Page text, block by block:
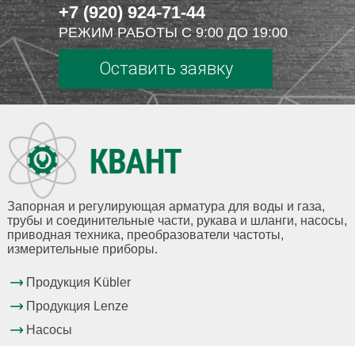
+7 (920) 924-71-44
РЕЖИМ РАБОТЫ С 9:00 ДО 19:00
Оставить заявку
Запорная и регулирующая арматура для воды и газа,
трубы и соединительные части, рукава и шланги, насосы,
приводная техника, преобразователи частоты,
измерительные приборы.
Продукция Kübler
Продукция Lenze
Насосы